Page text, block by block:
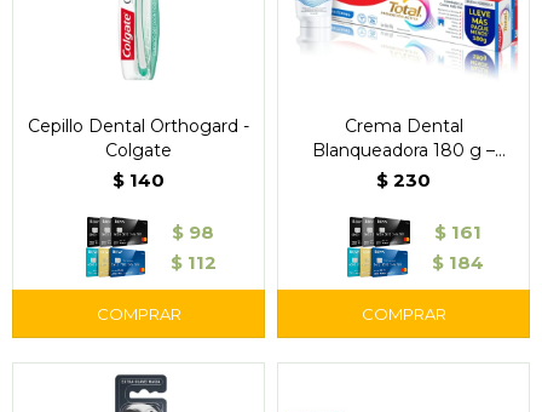
Cepillo Dental Orthogard -
Colgate
$ 140
$ 98
$ 112
Crema Dental
Blanqueadora 180 g –
Colgate Total Whitening
$ 230
$ 161
$ 184